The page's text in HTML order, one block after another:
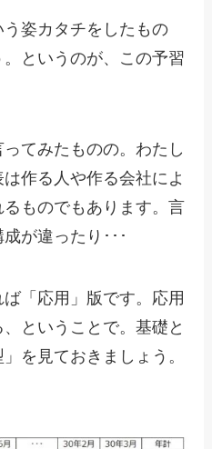
姿カタチをしたもの
というのが、この予習
てみたものの。わたし
作る人や作る会社によ
ものでもあります。言
が違ったり･･･
「応用」版です。応用
ということで。基礎と
を見ておきましょう。